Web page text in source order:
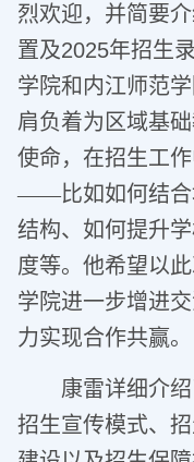
烈欢迎，并简要
置及2025年招生
学院和内江师范
肩负着为区域基
使命，在招生工
——比如如何结合
结构、如何提升
度等。他希望以
学院进一步增进
力实现合作共赢。
康雷详细介
招生宣传模式、